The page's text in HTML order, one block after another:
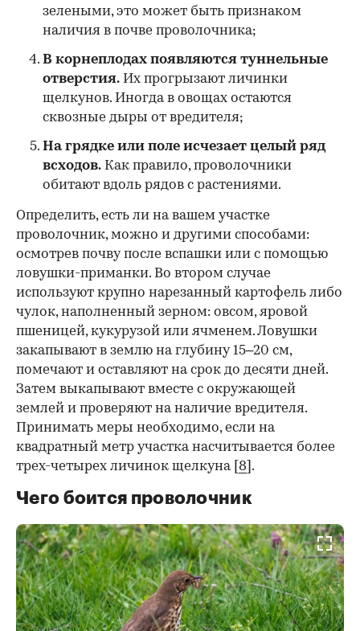
зелеными, это может быть признаком
наличия в почве проволочника;
В корнеплодах появляются туннельные
отверстия. Их прогрызают личинки
щелкунов. Иногда в овощах остаются
сквозные дыры от вредителя;
На грядке или поле исчезает целый ряд
всходов. Как правило, проволочники
обитают вдоль рядов с растениями.
Определить, есть ли на вашем участке
проволочник, можно и другими способами:
осмотрев почву после вспашки или с помощью
ловушки-приманки. Во втором случае
используют крупно нарезанный картофель либо
чулок, наполненный зерном: овсом, яровой
пшеницей, кукурузой или ячменем. Ловушки
закапывают в землю на глубину 15–20 см,
помечают и оставляют на срок до десяти дней.
Затем выкапывают вместе с окружающей
землей и проверяют на наличие вредителя.
Принимать меры необходимо, если на
квадратный метр участка насчитывается более
трех-четырех личинок щелкуна [ 8 ].
Чего боится проволочник